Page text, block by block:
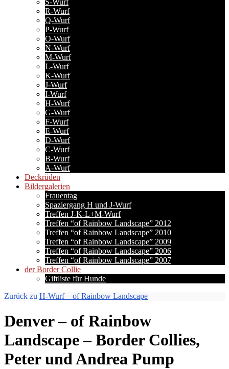
S-Wurf
R-Wurf
Q-Wurf
P-Wurf
O-Wurf
N-Wurf
M-Wurf
L-Wurf
K-Wurf
J-Wurf
I-Wurf
H-Wurf
G-Wurf
F-Wurf
E-Wurf
D-Wurf
C-Wurf
B-Wurf
A-Wurf
Deckrüden
Bildergalerien
Frauentag
Spaziergang H und J-Wurf
Treffen J-K-L+M-Wurf
Treffen “of Rainbow Landscape” 2012
Treffen “of Rainbow Landscape” 2010
Treffen “of Rainbow Landscape” 2009
Treffen “of Rainbow Landscape” 2006
Treffen “of Rainbow Landscape” 2007
der Border Collie
Giftliste für Hunde
Zurück zu H-Wurf – of Rainbow Landscape
Denver – of Rainbow
Landscape – Border Collies,
Peter und Andrea Pump